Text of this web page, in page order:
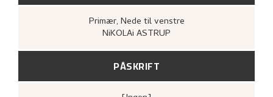
Primær, Nede til venstre
NiKOLAi ASTRUP
PÅSKRIFT